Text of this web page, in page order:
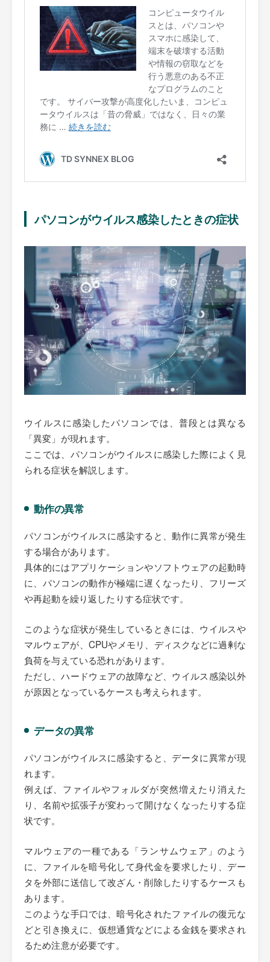
パソコンがウイルス感染したときの症状
ウイルスに感染したパソコンでは、普段とは異なる
「異変」が現れます。
ここでは、パソコンがウイルスに感染した際によく見
られる症状を解説します。
動作の異常
パソコンがウイルスに感染すると、動作に異常が発生
する場合があります。
具体的にはアプリケーションやソフトウェアの起動時
に、パソコンの動作が極端に遅くなったり、フリーズ
や再起動を繰り返したりする症状です。
このような症状が発生しているときには、ウイルスや
マルウェアが、CPUやメモリ、ディスクなどに過剰な
負荷を与えている恐れがあります。
ただし、ハードウェアの故障など、ウイルス感染以外
が原因となっているケースも考えられます。
データの異常
パソコンがウイルスに感染すると、データに異常が現
れます。
例えば、ファイルやフォルダが突然増えたり消えた
り、名前や拡張子が変わって開けなくなったりする症
状です。
マルウェアの一種である「ランサムウェア」のよう
に、ファイルを暗号化して身代金を要求したり、デー
タを外部に送信して改ざん・削除したりするケースも
あります。
このような手口では、暗号化されたファイルの復元な
どと引き換えに、仮想通貨などによる金銭を要求され
るため注意が必要です。